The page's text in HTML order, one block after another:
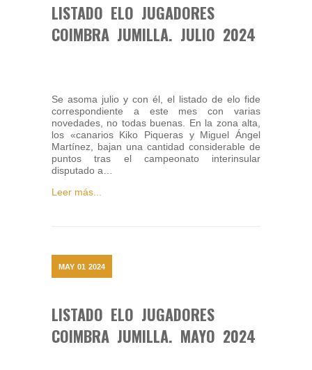
LISTADO ELO JUGADORES
COIMBRA JUMILLA. JULIO 2024
Se asoma julio y con él, el listado de elo fide
correspondiente a este mes con varias
novedades, no todas buenas. En la zona alta,
los «canarios Kiko Piqueras y Miguel Ángel
Martínez, bajan una cantidad considerable de
puntos tras el campeonato interinsular
disputado a…
Leer más...
MAY 01 2024
LISTADO ELO JUGADORES
COIMBRA JUMILLA. MAYO 2024